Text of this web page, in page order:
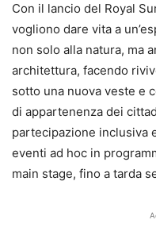
Con il lancio del Royal
vogliono dare vita a
non solo alla natura, ma
architettura, facendo
sotto una nuova veste e
di appartenenza dei
partecipazione inclusiva
eventi ad hoc in
main stage, fino a tarda